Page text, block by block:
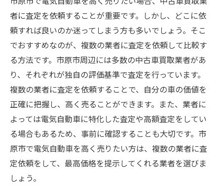
者に査定を依頼することが重要です。しかし、どこに依
頼すれば良いのか迷ってしまう方も多いでしょう。そこ
でおすすめなのが、複数の業者に査定を依頼して比較す
る方法です。市原市周辺には多数の中古車買取業者があ
り、それぞれが独自の評価基準で査定を行っています。
複数の業者に査定を依頼することで、自分の車の価値を
正確に把握し、高く売ることができます。また、業者に
よっては電気自動車に特化した査定や高額査定をしてい
る場合もあるため、事前に確認することも大切です。市
原市で電気自動車を高く売りたい方は、複数の業者に査
定依頼をして、最高価格を提示してくれる業者を選びま
しょう。